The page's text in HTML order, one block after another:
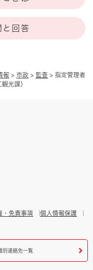
報 > 市政 > 監査 > 指定管理者
光課）
と回答
・免責事項
個人情報保護
別連絡先一覧